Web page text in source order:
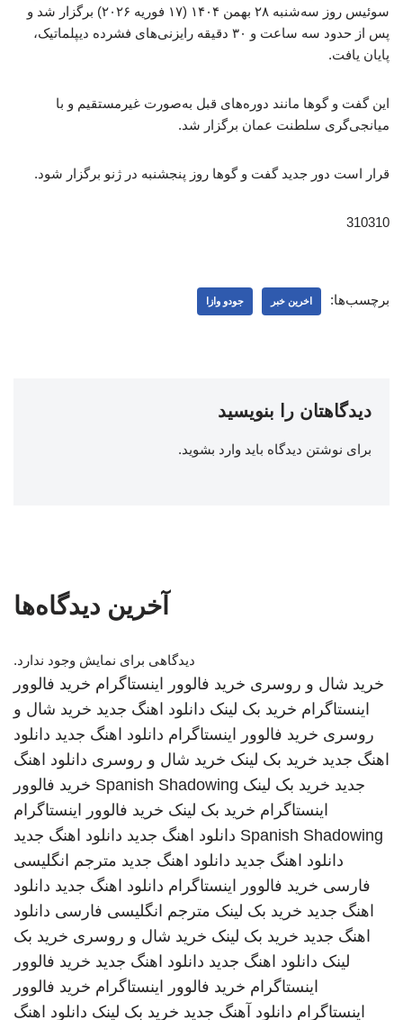
سوئیس روز سه‌شنبه ۲۸ بهمن ۱۴۰۴ (۱۷ فوریه ۲۰۲۶) برگزار شد و
پس از حدود سه ساعت و ۳۰ دقیقه رایزنی‌های فشرده دیپلماتیک،
پایان یافت.
این گفت و گوها مانند دوره‌های قبل به‌صورت غیرمستقیم و با
میانجی‌گری سلطنت عمان برگزار شد.
قرار است دور جدید گفت و گوها روز پنجشنبه در ژنو برگزار شود.
310310
برچسب‌ها: اخرین خبر جودو وازا
دیدگاهتان را بنویسید
برای نوشتن دیدگاه باید وارد بشوید.
آخرین دیدگاه‌ها
دیدگاهی برای نمایش وجود ندارد.
خرید شال و روسری خرید فالوور اینستاگرام خرید فالوور
اینستاگرام خرید بک لینک دانلود اهنگ جدید خرید شال و
روسری خرید فالوور اینستاگرام دانلود اهنگ جدید دانلود
اهنگ جدید خرید بک لینک خرید شال و روسری دانلود اهنگ
جدید خرید بک لینک Spanish Shadowing خرید فالوور
اینستاگرام خرید بک لینک خرید فالوور اینستاگرام
Spanish Shadowing دانلود اهنگ جدید دانلود اهنگ جدید
دانلود اهنگ جدید دانلود اهنگ جدید مترجم انگلیسی
فارسی خرید فالوور اینستاگرام دانلود اهنگ جدید دانلود
اهنگ جدید خرید بک لینک مترجم انگلیسی فارسی دانلود
اهنگ جدید خرید بک لینک خرید شال و روسری خرید بک
لینک دانلود اهنگ جدید دانلود اهنگ جدید خرید فالوور
اینستاگرام خرید فالوور اینستاگرام خرید فالوور
اینستاگرام دانلود آهنگ جدید خرید بک لینک دانلود اهنگ